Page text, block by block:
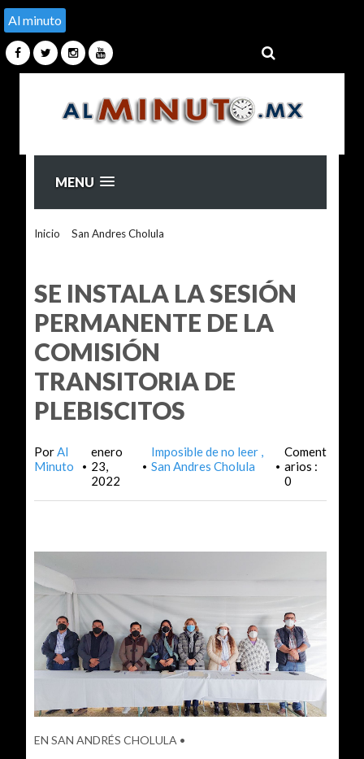
Al minuto
MENU
Inicio San Andres Cholula
SE INSTALA LA SESIÓN
PERMANENTE DE LA
COMISIÓN
TRANSITORIA DE
PLEBISCITOS
PorAl
Minuto
•
enero
23,
2022
•
Imposible de no leer
San Andres Cholula
•
Coment
arios :
0
EN SAN ANDRÉS CHOLULA •